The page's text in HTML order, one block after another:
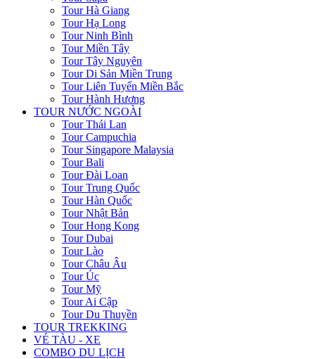
Tour Hà Giang
Tour Hạ Long
Tour Ninh Bình
Tour Miền Tây
Tour Tây Nguyên
Tour Di Sản Miền Trung
Tour Liên Tuyến Miền Bắc
Tour Hành Hương
TOUR NƯỚC NGOÀI
Tour Thái Lan
Tour Campuchia
Tour Singapore Malaysia
Tour Bali
Tour Đài Loan
Tour Trung Quốc
Tour Hàn Quốc
Tour Nhật Bản
Tour Hong Kong
Tour Dubai
Tour Lào
Tour Châu Âu
Tour Úc
Tour Mỹ
Tour Ai Cập
Tour Du Thuyền
TOUR TREKKING
VÉ TÀU - XE
COMBO DU LỊCH